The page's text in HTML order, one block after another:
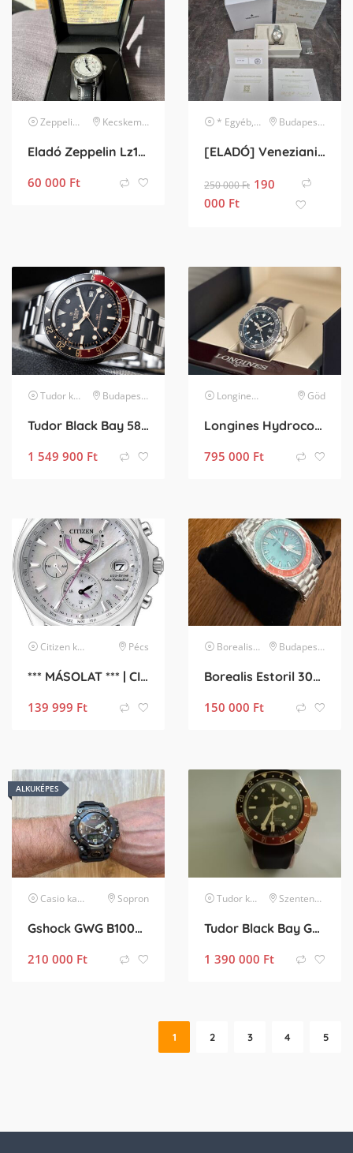
Zeppelin karóraKecskemét
Eladó Zeppelin Lz127 GMT
60 000 Ft
* Egyéb, listában nem szereplő márka Budapest XXII. kerület
[ELADÓ] Venezianico Nereide GMT (3521503C) – 2 hónapos, Full Szett
250 000Ft 190
000 Ft
Tudor karóra Budapest XIV. kerület
Tudor Black Bay 58 GMT alias Coke 2025
1 549 900 Ft
Longines Göd
Longines Hydroconquest GMT 41mm
795 000 Ft
Citizen karóra Pécs
*** MÁSOLAT *** | CITIZEN Eco-Drive Radio Controlled női karóra eladó! | *** MÁSOLAT ***
139 999 Ft
Borealis karóraBudapest III. kerület
Borealis Estoril 300 GMT (Miyota 9075) – Újszerű állapotban, kivételes áron!
150 000 Ft
ALKUKÉPES
Casio karóra Sopron
Gshock GWG B1000 1A
210 000 Ft
Tudor karóra Szentendre
Tudor Black Bay GMT S&G 41 mm
1 390 000 Ft
1 2 3 4 5